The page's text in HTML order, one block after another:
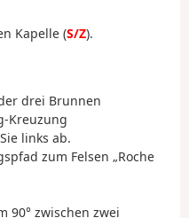
Kapelle (S/Z).
drei Brunnen
Kreuzung
links ab.
zum Felsen „Roche
90° zwischen zwei